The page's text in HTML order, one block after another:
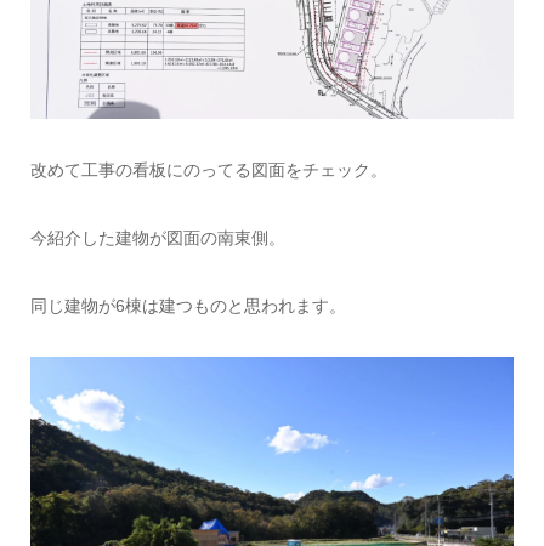
改めて工事の看板にのってる図面をチェック。
今紹介した建物が図面の南東側。
同じ建物が6棟は建つものと思われます。